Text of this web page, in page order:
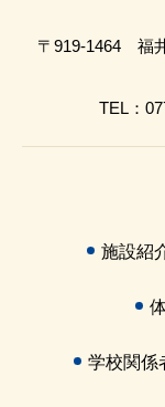
〒919-1464 福
TEL：
施設紹
学校関係